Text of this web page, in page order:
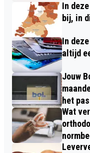
In
bij, in
In
altijd
Jouw
het
Wat